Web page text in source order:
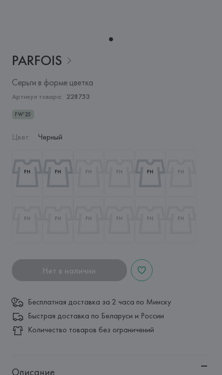
PARFOIS
Серьги в форме цветка
Артикул товара: 228753
FW’25
Цвет: Черный
Нет в наличии
Бесплатная доставка за 2 часа по Минску
Быстрая доставка по Беларуси и России
Количество товаров без ограничений
Описание